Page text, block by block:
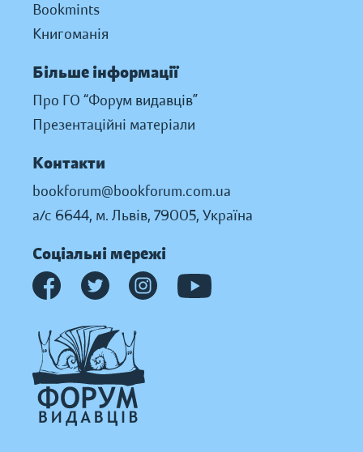
Bookmints
Книгоманія
Більше інформації
Про ГО “Форум видавців”
Презентаційні матеріали
Контакти
bookforum@bookforum.com.ua
а/с 6644, м. Львів, 79005, Україна
Соціальні мережі